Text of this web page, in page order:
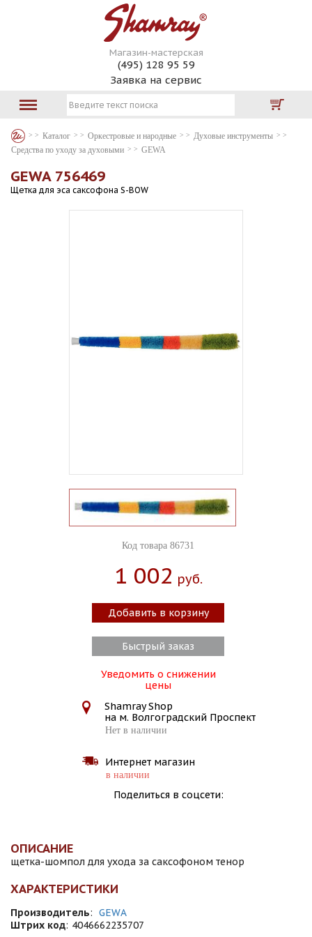
Магазин-мастерская
(495) 128 95 59
Заявка на сервис
Каталог Оркестровые и народные
Духовые инструменты
Средства по уходу за духовыми
GEWA
GEWA 756469
Щетка для эса саксофона S-BOW
Код товара 86731
1 002 Руб.
Добавить в корзину
Быстрый заказ
Уведомить о снижении
цены
Shamray Shop
на м. Волгоградский Проспект
Нет в наличии
Интернет магазин
в наличии
Поделиться в соцсети:
ОПИСАНИЕ
щетка-шомпол для ухода за саксофоном тенор
ХАРАКТЕРИСТИКИ
Производитель: GEWA
Штрих код: 4046662235707